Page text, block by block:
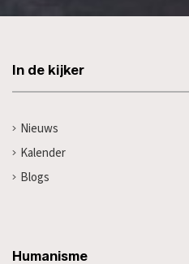
In de kijker
Nieuws
Kalender
Blogs
Humanisme